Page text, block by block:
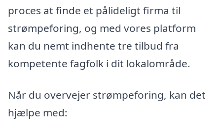
proces at finde et pålideligt firma til
strømpeforing, og med vores platform
kan du nemt indhente tre tilbud fra
kompetente fagfolk i dit lokalområde.
Når du overvejer strømpeforing, kan det
hjælpe med: